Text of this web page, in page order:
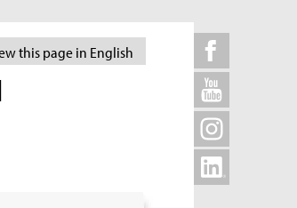
this page in English